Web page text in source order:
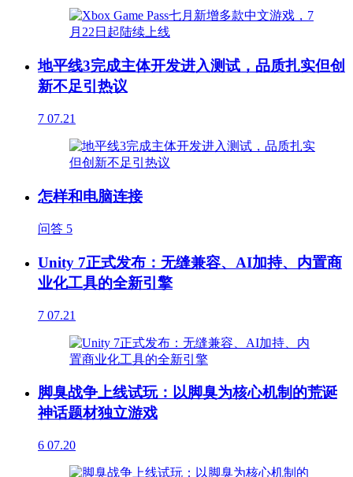
地平线3完成主体开发进入测试，品质扎实但创
新不足引热议
7 07.21
怎样和电脑连接
问答 5
Unity 7正式发布：无缝兼容、AI加持、内置商
业化工具的全新引擎
7 07.21
脚臭战争上线试玩：以脚臭为核心机制的荒诞
神话题材独立游戏
6 07.20